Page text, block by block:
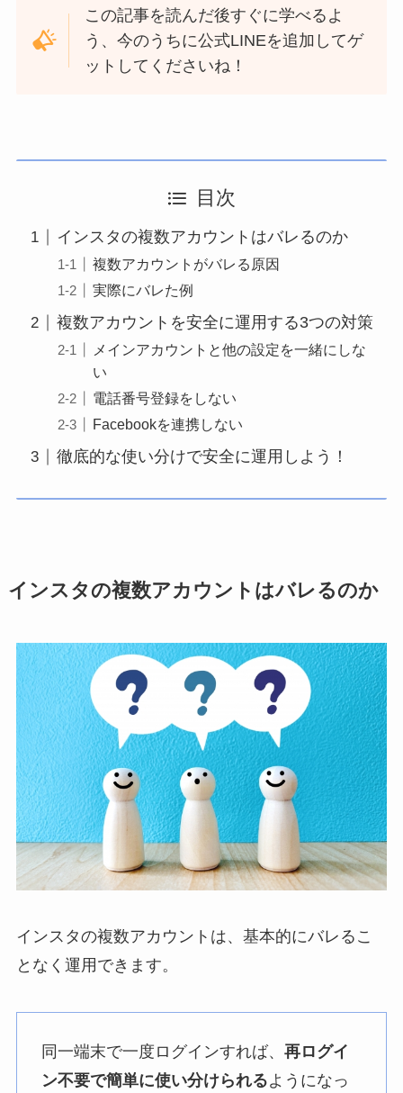
この記事を読んだ後すぐに学べるよ
う、今のうちに公式LINEを追加してゲ
ットしてくださいね！
目次
インスタの複数アカウントはバレるのか
複数アカウントがバレる原因
実際にバレた例
複数アカウントを安全に運用する3つの対策
メインアカウントと他の設定を一緒にしな
い
電話番号登録をしない
Facebookを連携しない
徹底的な使い分けで安全に運用しよう！
インスタの複数アカウントはバレるのか
インスタの複数アカウントは、基本的にバレるこ
となく運用できます。
同一端末で一度ログインすれば、 再ログイ
ン不要で簡単に使い分けられるようになっ